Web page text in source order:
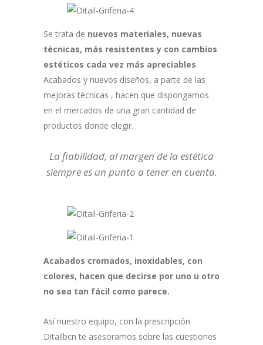
Se trata de nuevos materiales, nuevas
técnicas, más resistentes y con cambios
estéticos cada vez más apreciables.
Acabados y nuevos diseños, a parte de las
mejoras técnicas , hacen que dispongamos
en el mercados de una gran cantidad de
productos donde elegir.
La fiabilidad, al margen de la estética
siempre es un punto a tener en cuenta.
Acabados cromados, inoxidables, con
colores, hacen que decirse por uno u otro
no sea tan fácil como parece.
Así nuestro equipo, con la prescripción
Ditailbcn te asesoramos sobre las cuestiones